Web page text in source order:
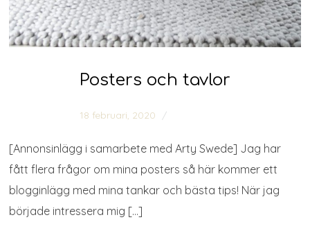
Posters och tavlor
18 februari, 2020
[Annonsinlägg i samarbete med Arty Swede] Jag har
fått flera frågor om mina posters så här kommer ett
blogginlägg med mina tankar och bästa tips! När jag
började intressera mig […]